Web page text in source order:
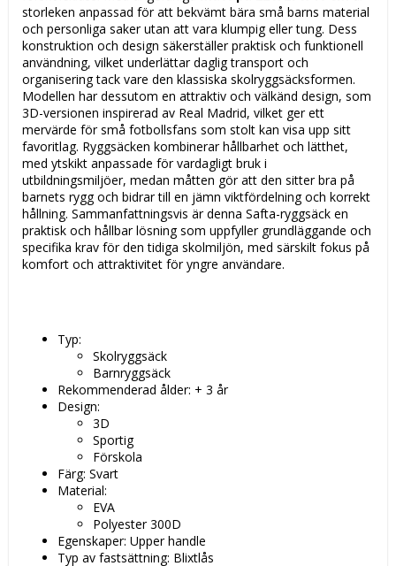
storleken anpassad för att bekvämt bära små barns material
och personliga saker utan att vara klumpig eller tung. Dess
konstruktion och design säkerställer praktisk och funktionell
användning, vilket underlättar daglig transport och
organisering tack vare den klassiska skolryggsäcksformen.
Modellen har dessutom en attraktiv och välkänd design, som
3D-versionen inspirerad av Real Madrid, vilket ger ett
mervärde för små fotbollsfans som stolt kan visa upp sitt
favoritlag. Ryggsäcken kombinerar hållbarhet och lätthet,
med ytskikt anpassade för vardagligt bruk i
utbildningsmiljöer, medan måtten gör att den sitter bra på
barnets rygg och bidrar till en jämn viktfördelning och korrekt
hållning. Sammanfattningsvis är denna Safta-ryggsäck en
praktisk och hållbar lösning som uppfyller grundläggande och
specifika krav för den tidiga skolmiljön, med särskilt fokus på
komfort och attraktivitet för yngre användare.
Typ:
Skolryggsäck
Barnryggsäck
Rekommenderad ålder: + 3 år
Design:
3D
Sportig
Förskola
Färg: Svart
Material:
EVA
Polyester 300D
Egenskaper: Upper handle
Typ av fastsättning: Blixtlås